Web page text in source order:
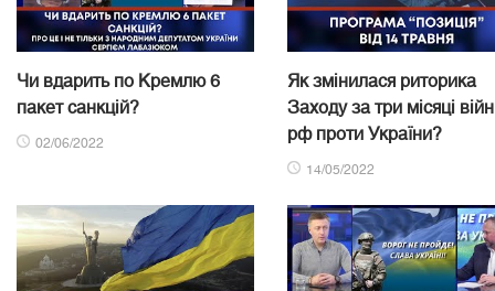
Чи вдарить по Кремлю 6
пакет санкцій?
02/06/2022
Як змінилася риторика
Заходу за три місяці
рф проти України?
14/05/2022